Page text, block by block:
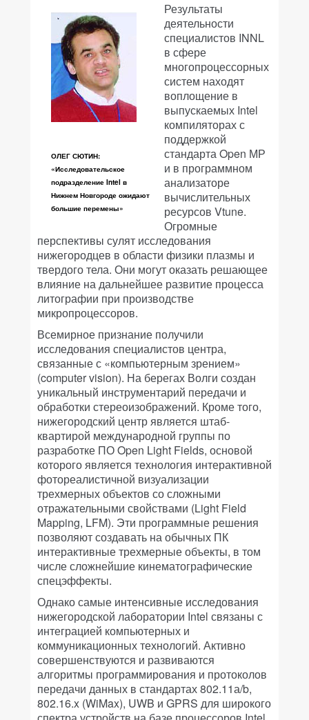
ОЛЕГ СЮТИН:
«Исследовательское
подразделение Intel в
Нижнем Новгороде ожидают
большие перемены»
Результаты
деятельности
специалистов INNL
в сфере
многопроцессорных
систем находят
воплощение в
выпускаемых Intel
компиляторах с
поддержкой
стандарта Open МР
и в программном
анализаторе
вычислительных
ресурсов Vtune.
Огромные
перспективы сулят исследования
нижегородцев в области физики плазмы и
твердого тела. Они могут оказать решающее
влияние на дальнейшее развитие процесса
литографии при производстве
микропроцессоров.
Всемирное признание получили
исследования специалистов центра,
связанные с «компьютерным зрением»
(computer vision). На берегах Волги создан
уникальный инструментарий передачи и
обработки стереоизображений. Кроме того,
нижегородский центр является штаб-
квартирой международной группы по
разработке ПО Open Light Fields, основой
которого является технология интерактивной
фотореалистичной визуализации
трехмерных объектов со сложными
отражательными свойствами (Light Field
Mapping, LFM). Эти программные решения
позволяют создавать на обычных ПК
интерактивные трехмерные объекты, в том
числе сложнейшие кинематографические
спецэффекты.
Однако самые интенсивные исследования
нижегородской лаборатории Intel связаны с
интеграцией компьютерных и
коммуникационных технологий. Активно
совершенствуются и развиваются
алгоритмы программирования и протоколов
передачи данных в стандартах 802.11а/b,
802.16.x (WiMax), UWB и GPRS для широкого